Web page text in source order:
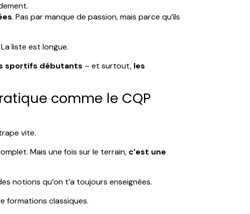
. Pas par manque de passion, mais parce qu’ils
liste est longue.
sportifs débutants – et surtout, les
comme le CQP
vite.
Mais une fois sur le terrain, c’est une
notions qu’on t’a toujours enseignées.
formations classiques.